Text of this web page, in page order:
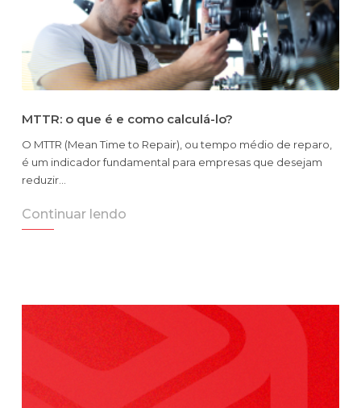
MTTR: o que é e como calculá-lo?
O MTTR (Mean Time to Repair), ou tempo médio de reparo,
é um indicador fundamental para empresas que desejam
reduzir…
Continuar lendo